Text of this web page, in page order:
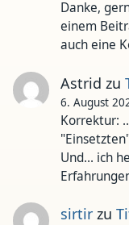
Danke,
einem
auch eine
Astrid zu
6. August
Korrektur:
Und... ich
sirtirzu